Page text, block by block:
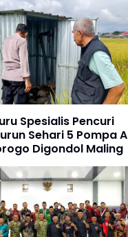
Spesialis Pencuri
Sehari 5 Pompa
Digondol Maling